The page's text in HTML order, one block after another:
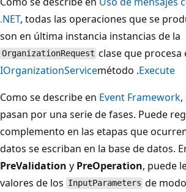
.NET, todas las operaciones que se
son en última instancia instancias de la
OrganizationRequest clase que procesa
IOrganizationServicemétodo .Execute
Como se describe en Event Framework
pasan por una serie de fases. Puede
complemento en las etapas que
datos se escriban en la base de datos.
PreValidation y PreOperation, puede
valores de los InputParameters de